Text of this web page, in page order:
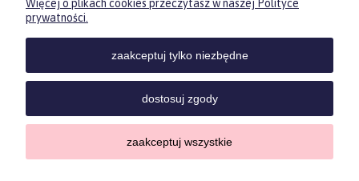
KONTAKTPOMOC MOJE
Sklep internetowy Shoper.pl
Zasubskrybuj nasz newsletter
i otrzymaj5% rabatu na pierwszyzakup.
Twój email
Więcej o plikach cookies przeczytasz w naszej Polityce
prywatności.
zaakceptuj tylko niezbędne
dostosuj zgody
zaakceptuj wszystkie